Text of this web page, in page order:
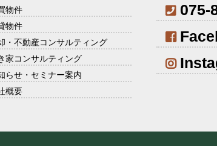
物件
物件
・不動産コンサルティング
家コンサルティング
らせ・セミナー案内
概要
075-